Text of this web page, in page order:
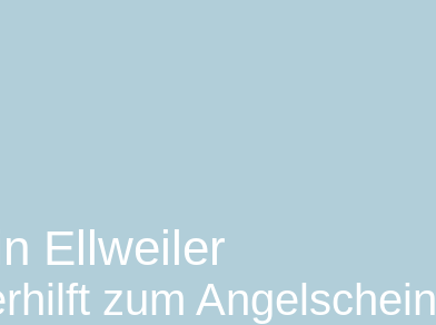
Ellweiler
zum Angelschein